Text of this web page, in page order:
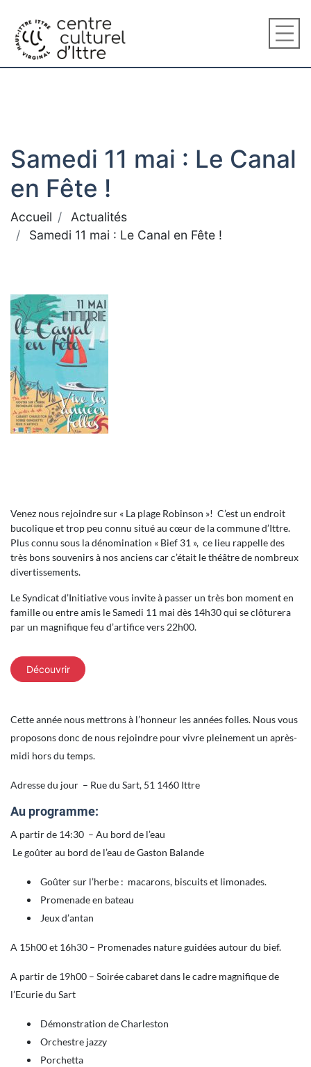
Samedi 11 mai : Le Canal
en Fête !
Accueil
Actualités
Samedi 11 mai : Le Canal en Fête !
Venez nous rejoindre sur « La plage Robinson »! C’est un endroit
bucolique et trop peu connu situé au cœur de la commune d’Ittre.
Plus connu sous la dénomination « Bief 31 », ce lieu rappelle des
très bons souvenirs à nos anciens car c’était le théâtre de nombreux
divertissements.
Le Syndicat d’Initiative vous invite à passer un très bon moment en
famille ou entre amis le Samedi 11 mai dès 14h30 qui se clôturera
par un magnifique feu d’artifice vers 22h00.
Découvrir
Cette année nous mettrons à l’honneur les années folles. Nous vous
proposons donc de nous rejoindre pour vivre pleinement un après-
midi hors du temps.
Adresse du jour – Rue du Sart, 51 1460 Ittre
Au programme:
A partir de 14:30 – Au bord de l’eau
Le goûter au bord de l’eau de Gaston Balande
Goûter sur l’herbe : macarons, biscuits et limonades.
Promenade en bateau
Jeux d’antan
A 15h00 et 16h30 – Promenades nature guidées autour du bief.
A partir de 19h00 – Soirée cabaret dans le cadre magnifique de
l’Ecurie du Sart
Démonstration de Charleston
Orchestre jazzy
Porchetta